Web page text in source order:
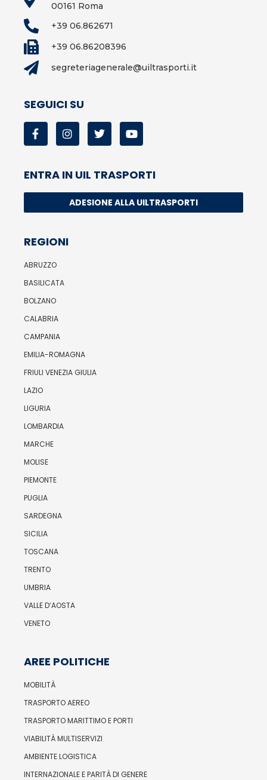
00161 Roma
+39 06.862671
+39 06.86208396
segreteriagenerale@uiltrasporti.it
SEGUICI SU
ENTRA IN UIL TRASPORTI
ADESIONE ALLA UILTRASPORTI
REGIONI
ABRUZZO
BASILICATA
BOLZANO
CALABRIA
CAMPANIA
EMILIA-ROMAGNA
FRIULI VENEZIA GIULIA
LAZIO
LIGURIA
LOMBARDIA
MARCHE
MOLISE
PIEMONTE
PUGLIA
SARDEGNA
SICILIA
TOSCANA
TRENTO
UMBRIA
VALLE D’AOSTA
VENETO
AREE POLITICHE
MOBILITÀ
TRASPORTO AEREO
TRASPORTO MARITTIMO E PORTI
VIABILITÀ MULTISERVIZI
AMBIENTE LOGISTICA
INTERNAZIONALE E PARITÀ DI GENERE